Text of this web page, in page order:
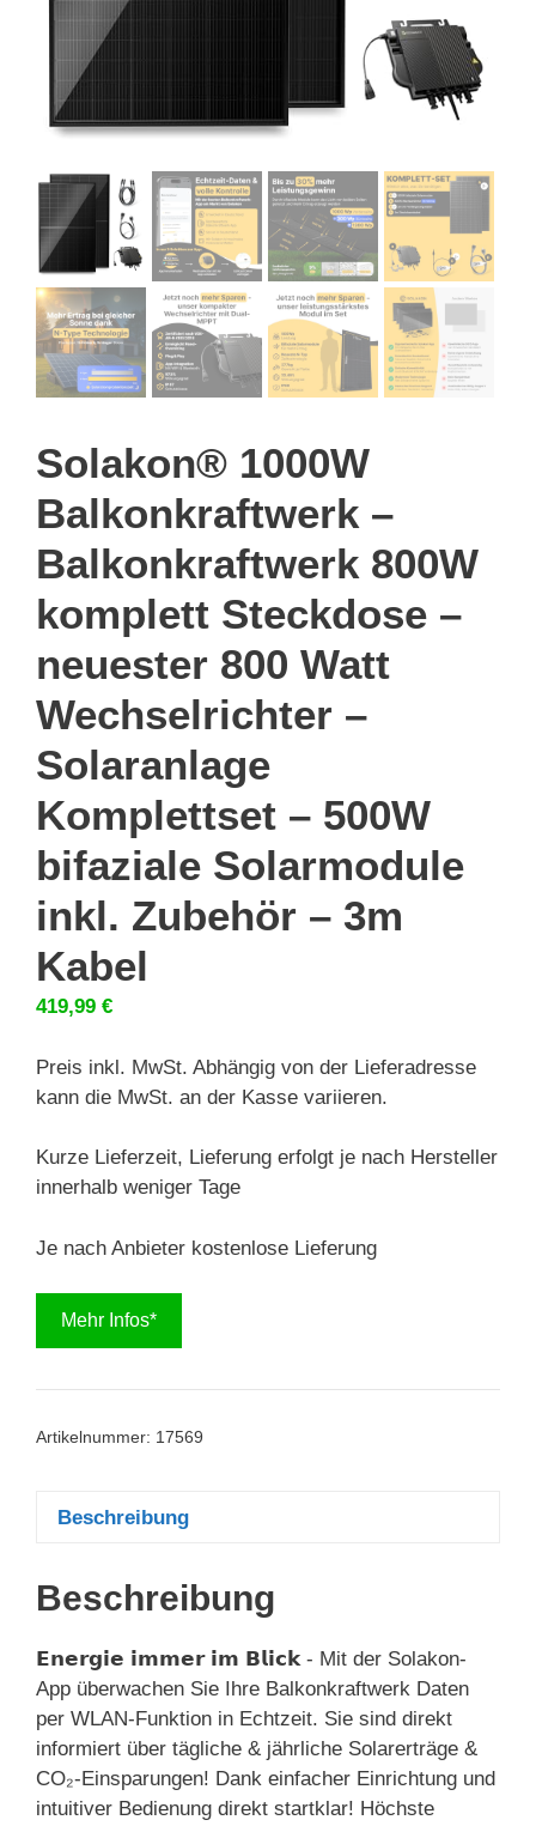
Solakon® 1000W
Balkonkraftwerk –
Balkonkraftwerk 800W
komplett Steckdose –
neuester 800 Watt
Wechselrichter –
Solaranlage
Komplettset – 500W
bifaziale Solarmodule
inkl. Zubehör – 3m
Kabel
419,99 €
Preis inkl. MwSt. Abhängig von der Lieferadresse
kann die MwSt. an der Kasse variieren.
Kurze Lieferzeit, Lieferung erfolgt je nach Hersteller
innerhalb weniger Tage
Je nach Anbieter kostenlose Lieferung
Mehr Infos*
Artikelnummer: 17569
Beschreibung
Beschreibung
𝗘𝗻𝗲𝗿𝗴𝗶𝗲 𝗶𝗺𝗺𝗲𝗿 𝗶𝗺 𝗕𝗹𝗶𝗰𝗸 - Mit der Solakon-
App überwachen Sie Ihre Balkonkraftwerk Daten
per WLAN-Funktion in Echtzeit. Sie sind direkt
informiert über tägliche & jährliche Solarerträge &
CO₂-Einsparungen! Dank einfacher Einrichtung und
intuitiver Bedienung direkt startklar! Höchste